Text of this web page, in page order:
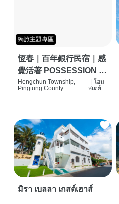
獨旅主題專區
恆春｜百年銀行民宿｜感
覺活著 POSSESSION |
背包客棧 | 恆春必住特色
Hengchun Township,
Pingtung County
โฮม
สเตย์
มิรา เบลลา เกสต์เฮาส์